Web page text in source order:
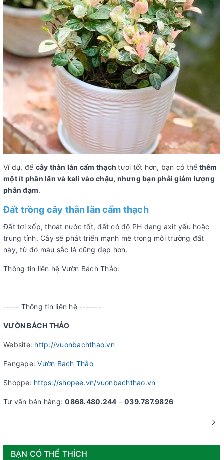
Ví dụ, để cây thằn lằn cẩm thạchtươi tốt hơn, bạn có thể thêm
một ít phân lân và kali vào chậu, nhưng bạn phải giảm lượng
phân đạm.
Đất trồng cây thằn lằn cẩm thạch
Đất tơi xốp, thoát nước tốt, đất có độ PH dạng axit yếu hoặc
trung tính. Cây sẽ phát triển mạnh mẽ trong môi trường đất
này, từ đó màu sắc lá cũng đẹp hơn.
Thông tin liên hệ Vườn Bách Thảo:
----- Thông tin liên hệ -------
VƯỜN BÁCH THẢO
Website: http://vuonbachthao.vn
Fangape:Vườn Bách Thảo
Shoppe: https://shopee.vn/vuonbachthao.vn
Tư vấn bán hàng:0868.480.244 – 039.787.9826
BẠN CÓ THỂ THÍCH